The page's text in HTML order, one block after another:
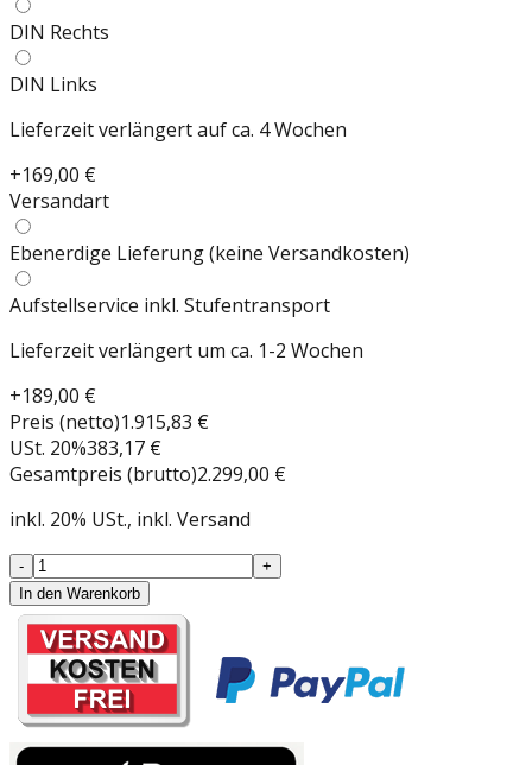
DIN Rechts
DIN Links
Lieferzeit verlängert auf ca. 4 Wochen
+169,00 €
Versandart
Ebenerdige Lieferung (keine Versandkosten)
Aufstellservice inkl. Stufentransport
Lieferzeit verlängert um ca. 1-2 Wochen
+189,00 €
Preis (netto)1.915,83 €
USt. 20%383,17 €
Gesamtpreis (brutto)2.299,00 €
inkl. 20% USt., inkl. Versand
-
+
In den Warenkorb